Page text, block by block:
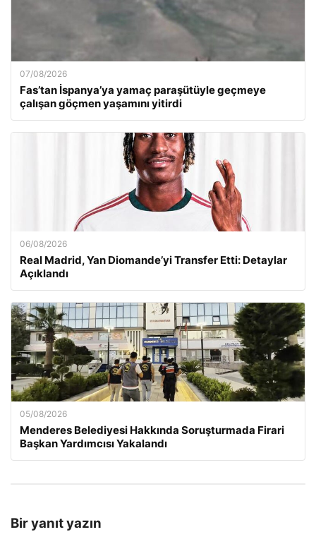
07/08/2026
Fas’tan İspanya’ya yamaç paraşütüyle geçmeye
çalışan göçmen yaşamını yitirdi
06/08/2026
Real Madrid, Yan Diomande’yi Transfer Etti: Detaylar
Açıklandı
05/08/2026
Menderes Belediyesi Hakkında Soruşturmada Firari
Başkan Yardımcısı Yakalandı
Bir yanıt yazın